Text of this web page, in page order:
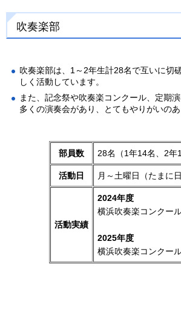
吹奏楽部
吹奏楽部は、1～2年生計28名で互いに切
しく活動しています。
また、記念祭や吹奏楽コンクール、定期
多くの演奏会があり、とてもやりがいのあ
部員数 28名（1年14名、2年
活動日 月～土曜日（たまに
活動実績
2024年度
横浜吹奏楽コンクー
2025年度
横浜吹奏楽コンクー